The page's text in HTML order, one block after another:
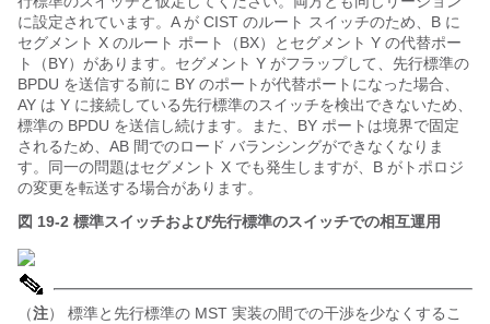
に設定されています。A が CIST のルート スイッチのため、B に
セグメント X のルート ポート（BX）とセグメント Y の代替ポー
ト（BY）があります。セグメント Y がフラップして、先行標準の
BPDU を送信する前に BY のポートが代替ポートになった場合、
AY は Y に接続している先行標準のスイッチを検出できないため、
標準の BPDU を送信し続けます。また、BY ポートは境界で固定
されるため、AB 間でのロード バランシングができなくなりま
す。同一の問題はセグメント X でも発生しますが、B がトポロジ
の変更を転送する場合があります。
図 19-2 標準スイッチおよび先行標準のスイッチでの相互運用
（注） 標準と先行標準の MST 実装の間での干渉を少なくするこ